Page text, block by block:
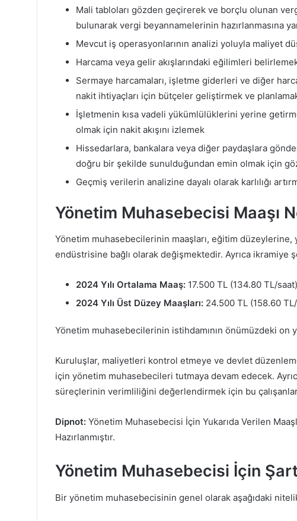
Mali tabloları gözden geçirerek ve borçlu olunan
bulunarak vergi beyannamelerinin hazırlanmasına
Mevcut iş operasyonlarının analizi yoluyla maliyet
Harcama veya gelir akışlarındaki eğilimleri
Sermaye harcamaları, işletme giderleri ve diğer
nakit ihtiyaçları için bütçeler geliştirmek ve
İşletmenin kısa vadeli yükümlülüklerini yerine
olmak için nakit akışını izlemek
Hissedarlara, bankalara veya diğer paydaşlara
doğru bir şekilde sunulduğundan emin olmak için
Geçmiş verilerin analizine dayalı olarak karlılığı
Yönetim Muhasebecisi Maaşı
Yönetim muhasebecilerinin maaşları, eğitim
endüstrisine bağlı olarak değişmektedir. Ayrıca ikramiye
2024 Yılı Ortalama Maaş: 17.500 TL (134.80 TL/saat)
2024 Yılı Üst Düzey Maaşları: 24.500 TL (158.60
Yönetim muhasebecilerinin istihdamının önümüzdeki on
Kuruluşlar, maliyetleri kontrol etmeye ve devlet
için yönetim muhasebecileri tutmaya devam edecek.
süreçlerinin verimliliğini değerlendirmek için bu
Dipnot: Yönetim Muhasebecisi İçin Yukarıda Verilen
Hazırlanmıştır.
Yönetim Muhasebecisi İçin
Bir yönetim muhasebecisinin genel olarak aşağıdaki